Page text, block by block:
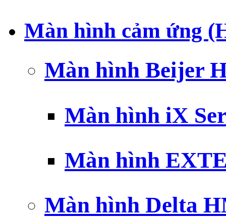
Màn hình cảm ứng
Màn hình Beijer
Màn hình iX
Màn hình
Màn hình Delta